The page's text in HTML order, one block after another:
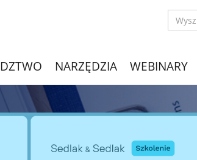
NARZĘDZIA WEBINARY